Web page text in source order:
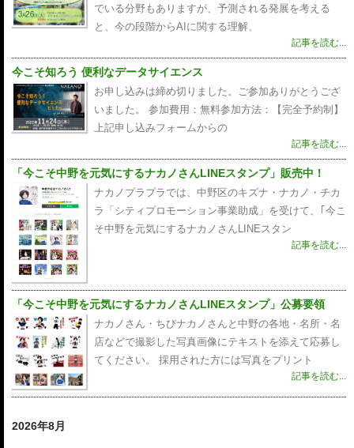
でいる分野もありますが、予測される発展を考える
と、今の段階からAIに関する理解、
記事を読む...
今こそ知ろう 便利なデータサイエンス
お申し込みは締め切りました。ご参加ありがとうござ
いました。 参加費用：無料参加方法：【完全予約制】
上記申し込みフォームからの
記事を読む...
「今こそ中野を元気にするナカノさんLINEスタンプ」販売中！
ナカノプラプラでは、中野区のキズナ・ナカノ・チカ
ラ「シティプロモーション事業助成」を受けて、｢今こ
そ中野を元気にするナカノさんLINEスタン
記事を読む...
「今こそ中野を元気にするナカノさんLINEスタンプ」公募要領
ナカノさん・ちびナカノさんと中野の各地・名所・名
店などで撮影した写真画像にテキストを添えて応募し
てください。 採用された方には写真をプリント
記事を読む...
2026年8月